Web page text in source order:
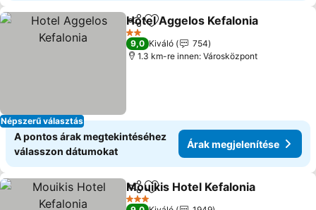
Népszerű választás
Megosztás
Hozzáadás a kedvencekhez
Hotel Aggelos Kefalonia
2 Kategória
9,0 Kiváló
754
1.3 km-re innen: Városközpont
A pontos árak megtekintéséhez
válasszon dátumokat
Árak megjelenítése
Megosztás
Hozzáadás a kedvencekhez
Mouikis Hotel Kefalonia
3 Kategória